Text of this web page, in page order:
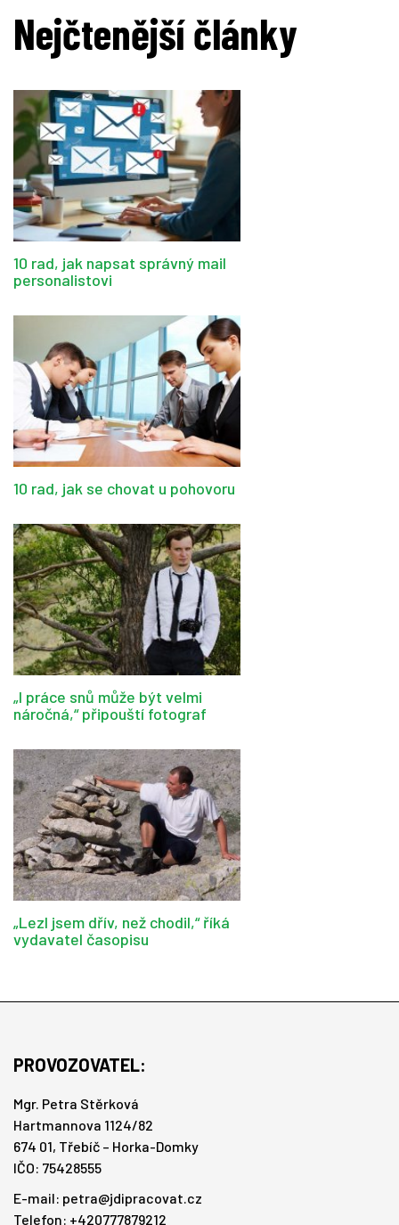
Nejčtenější články
10 rad, jak napsat správný mail
personalistovi
10 rad, jak se chovat u pohovoru
„I práce snů může být velmi
náročná,“ připouští fotograf
„Lezl jsem dřív, než chodil,“ říká
vydavatel časopisu
PROVOZOVATEL:
Mgr. Petra Stěrková
Hartmannova 1124/82
674 01, Třebíč – Horka-Domky
IČO: 75428555
E-mail: petra@jdipracovat.cz
Telefon: +420777879212